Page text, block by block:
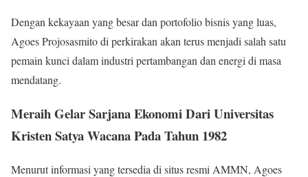
Dengan kekayaan yang besar dan portofolio bisnis yang luas,
Agoes Projosasmito di perkirakan akan terus menjadi salah satu
pemain kunci dalam industri pertambangan dan energi di masa
mendatang.
Meraih Gelar Sarjana Ekonomi Dari Universitas
Kristen Satya Wacana Pada Tahun 1982
Menurut informasi yang tersedia di situs resmi AMMN, Agoes